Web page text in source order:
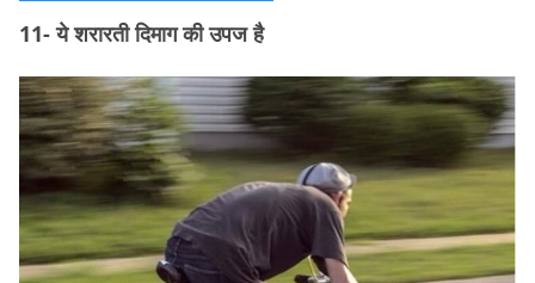
11- ये शरारती दिमाग की उपज है